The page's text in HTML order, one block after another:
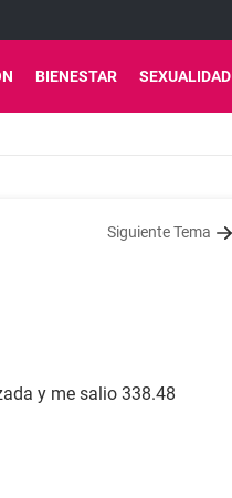
BIENESTAR SEXUALIDAD
Siguiente Tema
y me salio 338.48